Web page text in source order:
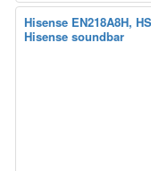
Hisense EN218A8H,
Hisense soundbar